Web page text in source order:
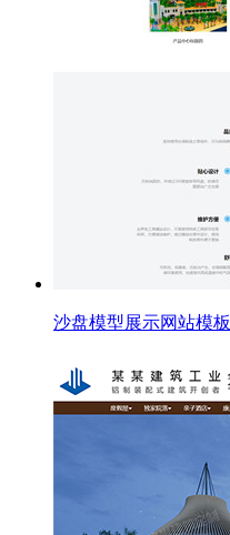
沙盘模型展示网站模板